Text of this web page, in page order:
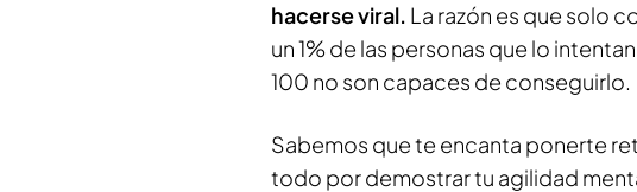
hacerse viral. La razón es que solo
un 1% de las personas que lo
100 no son capaces de conseguirlo.
Sabemos que te encanta ponerte
todo por demostrar tu agilidad